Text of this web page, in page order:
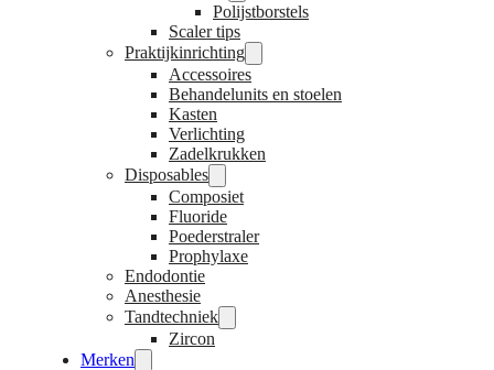
Polijstborstels
Scaler tips
Praktijkinrichting
Accessoires
Behandelunits en stoelen
Kasten
Verlichting
Zadelkrukken
Disposables
Composiet
Fluoride
Poederstraler
Prophylaxe
Endodontie
Anesthesie
Tandtechniek
Zircon
Merken